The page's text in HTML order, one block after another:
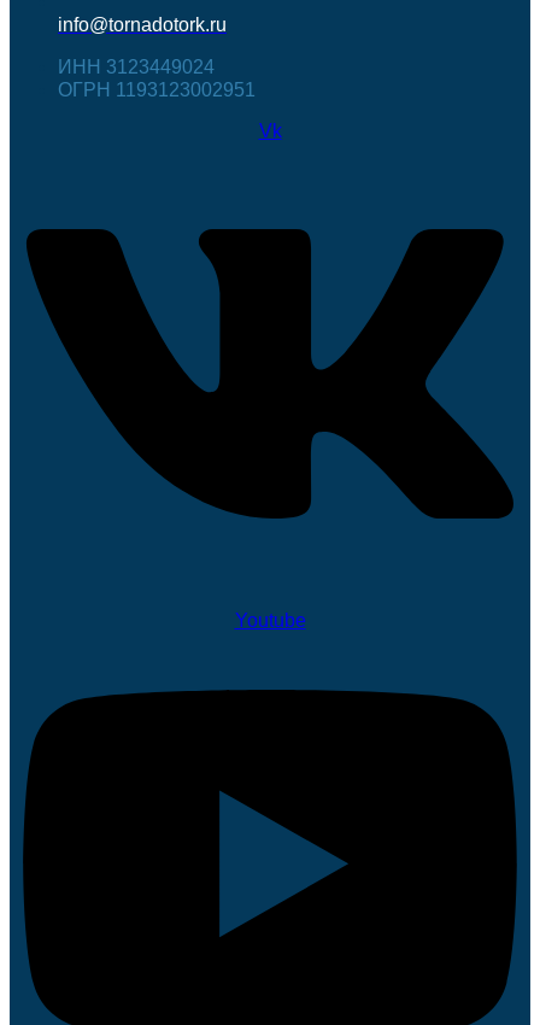
info@tornadotork.ru
ИНН 3123449024
ОГРН 1193123002951
Vk
Youtube